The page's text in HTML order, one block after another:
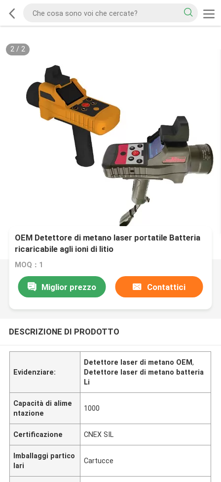
2/ 2
OEM Detettore di metano laser portatile Batteria
ricaricabile agli ioni di litio
MOQ：1
Miglior prezzo Contattici
DESCRIZIONE DI PRODOTTO
Evidenziare:
Detettore laser di metano OEM,
Detettore laser di metano batteria
Li
Capacità di alime
ntazione
1000
Certificazione CNEX SIL
Imballaggi partico
lari
Cartucce